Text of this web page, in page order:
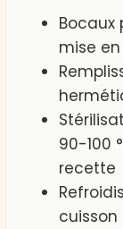
Bocaux
mise
90-100
recette
cuisson